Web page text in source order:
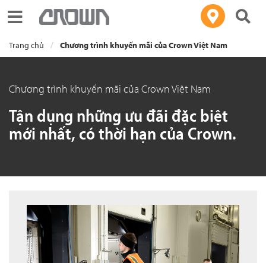
Toggle navigation
Trang chủ Chương trình khuyến mãi của Crown Việt Nam
Chương trình khuyến mãi của Crown Việt Nam
Tận dụng những ưu đãi đặc biệt
mới nhất, có thời hạn của Crown.